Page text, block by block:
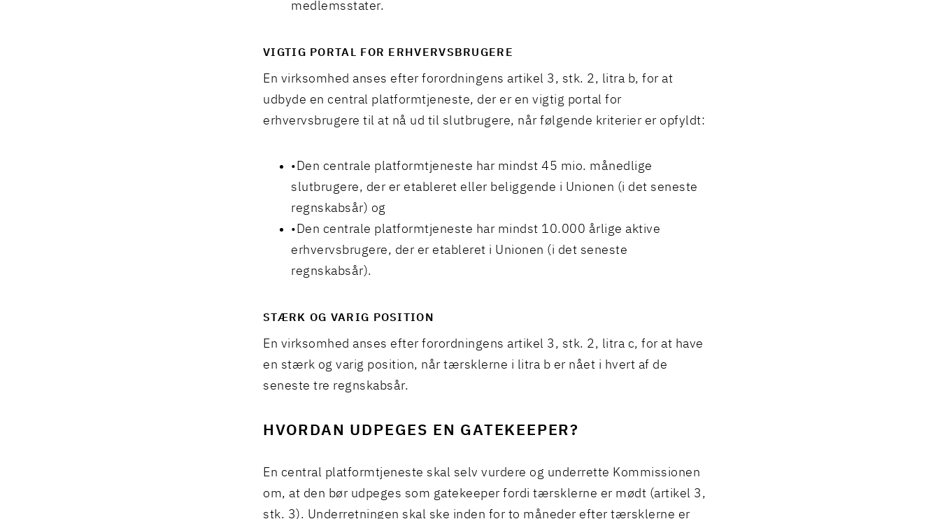
medlemsstater.
VIGTIG PORTAL FOR ERHVERVSBRUGERE
En virksomhed anses efter forordningens artikel 3, stk. 2, litra b, for at
udbyde en central platformtjeneste, der er en vigtig portal for
erhvervsbrugere til at nå ud til slutbrugere, når følgende kriterier er opfyldt:
Den centrale platformtjeneste har mindst 45 mio. månedlige
slutbrugere, der er etableret eller beliggende i Unionen (i det seneste
regnskabsår) og
Den centrale platformtjeneste har mindst 10.000 årlige aktive
erhvervsbrugere, der er etableret i Unionen (i det seneste
regnskabsår).
STÆRK OG VARIG POSITION
En virksomhed anses efter forordningens artikel 3, stk. 2, litra c, for at have
en stærk og varig position, når tærsklerne i litra b er nået i hvert af de
seneste tre regnskabsår.
HVORDAN UDPEGES EN GATEKEEPER?
En central platformtjeneste skal selv vurdere og underrette Kommissionen
om, at den bør udpeges som gatekeeper fordi tærsklerne er mødt (artikel 3,
stk. 3). Underretningen skal ske inden for to måneder efter tærsklerne er